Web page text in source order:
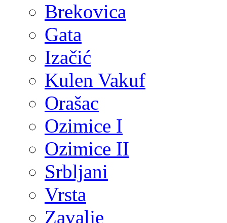
Brekovica
Gata
Izačić
Kulen Vakuf
Orašac
Ozimice I
Ozimice II
Srbljani
Vrsta
Zavalje